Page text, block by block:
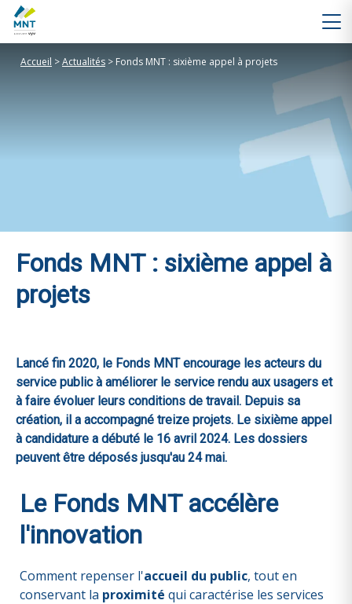
Accueil >Actualités > Fonds MNT : sixième appel à projets
Fonds MNT : sixième appel à
projets
Lancé fin 2020, le Fonds MNT encourage les acteurs du
service public à améliorer le service rendu aux usagers et
à faire évoluer leurs conditions de travail. Depuis sa
création, il a accompagné treize projets. Le sixième appel
à candidature a débuté le 16 avril 2024. Les dossiers
peuvent être déposés jusqu'au 24 mai.
Le Fonds MNT accélère
l'innovation
Comment repenser l'accueil du public, tout en
conservant la proximité qui caractérise les services